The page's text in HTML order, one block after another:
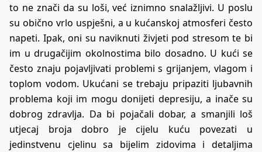
to ne znači da su loši, već iznimno snalažljivi. U poslu
su obično vrlo uspješni, a u kućanskoj atmosferi često
napeti. Ipak, oni su naviknuti živjeti pod stresom te bi
im u drugačijim okolnostima bilo dosadno. U kući se
često znaju pojavljivati problemi s grijanjem, vlagom i
toplom vodom. Ukućani se trebaju pripaziti ljubavnih
problema koji im mogu donijeti depresiju, a inače su
dobrog zdravlja. Da bi pojačali dobar, a smanjili loš
utjecaj broja dobro je cijelu kuću povezati u
jedinstvenu cjelinu sa bijelim zidovima i detaljima